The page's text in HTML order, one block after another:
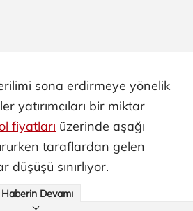
sona erdirmeye yönelik
yatırımcıları bir miktar
fiyatları üzerinde aşağı
taraflardan gelen
düşüşü sınırlıyor.
Haberin Devamı